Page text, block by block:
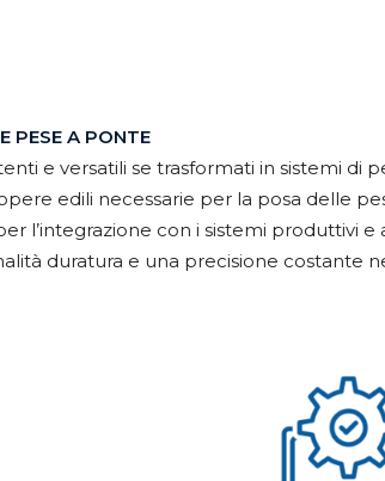
PESE A PONTE
e versatili se trasformati in sistemi di
edili necessarie per la posa delle
l’integrazione con i sistemi produttivi
duratura e una precisione costante